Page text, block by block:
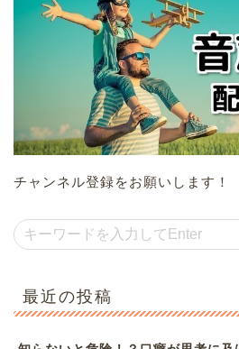
チャンネル登録をお願いします！
最近の投稿